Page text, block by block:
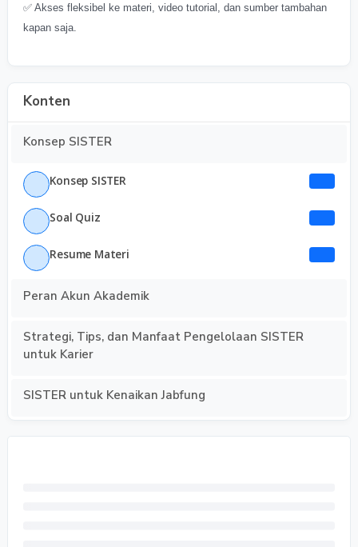
✅ Akses fleksibel ke materi, video tutorial, dan sumber tambahan
kapan saja.
Konten
Konsep SISTER
Konsep SISTER
Soal Quiz
Resume Materi
Peran Akun Akademik
Strategi, Tips, dan Manfaat Pengelolaan SISTER
untuk Karier
SISTER untuk Kenaikan Jabfung